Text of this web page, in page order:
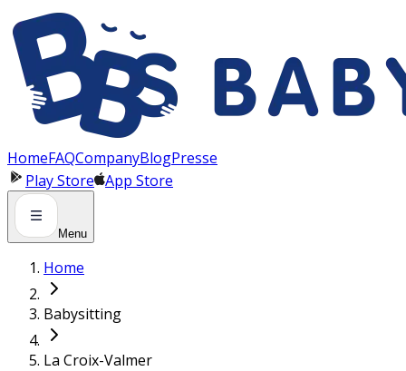
HomeFAQCompanyBlogPresse
Play Store App Store
Menu
Home
Babysitting
La Croix-Valmer
Panneau de gestion des cookies